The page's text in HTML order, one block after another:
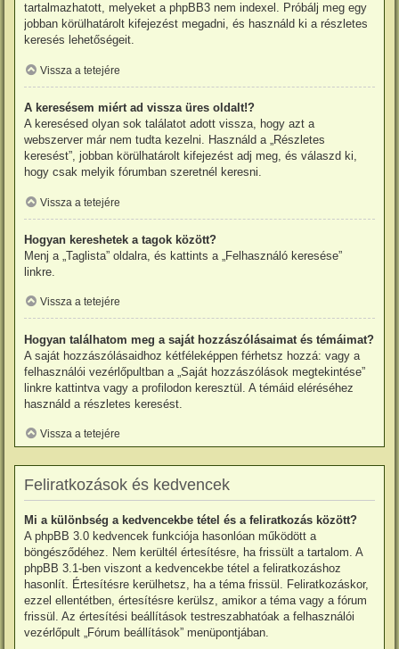
tartalmazhatott, melyeket a phpBB3 nem indexel. Próbálj meg egy
jobban körülhatárolt kifejezést megadni, és használd ki a részletes
keresés lehetőségeit.
Vissza a tetejére
A keresésem miért ad vissza üres oldalt!?
A keresésed olyan sok találatot adott vissza, hogy azt a
webszerver már nem tudta kezelni. Használd a „Részletes
keresést”, jobban körülhatárolt kifejezést adj meg, és válaszd ki,
hogy csak melyik fórumban szeretnél keresni.
Vissza a tetejére
Hogyan kereshetek a tagok között?
Menj a „Taglista” oldalra, és kattints a „Felhasználó keresése”
linkre.
Vissza a tetejére
Hogyan találhatom meg a saját hozzászólásaimat és témáimat?
A saját hozzászólásaidhoz kétféleképpen férhetsz hozzá: vagy a
felhasználói vezérlőpultban a „Saját hozzászólások megtekintése”
linkre kattintva vagy a profilodon keresztül. A témáid eléréséhez
használd a részletes keresést.
Vissza a tetejére
Feliratkozások és kedvencek
Mi a különbség a kedvencekbe tétel és a feliratkozás között?
A phpBB 3.0 kedvencek funkciója hasonlóan működött a
böngésződéhez. Nem kerültél értesítésre, ha frissült a tartalom. A
phpBB 3.1-ben viszont a kedvencekbe tétel a feliratkozáshoz
hasonlít. Értesítésre kerülhetsz, ha a téma frissül. Feliratkozáskor,
ezzel ellentétben, értesítésre kerülsz, amikor a téma vagy a fórum
frissül. Az értesítési beállítások testreszabhatóak a felhasználói
vezérlőpult „Fórum beállítások” menüpontjában.